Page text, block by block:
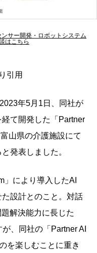
サー開発・ロボットシステム
はこちら
引用
年5月1日、同社が
て開発した「Partner
山県の介護施設にて
発表しました。
」により導入したAI
設計とのこと。対話
解決能力に長じた
、同社の「Partner AI
を楽しむことに重き